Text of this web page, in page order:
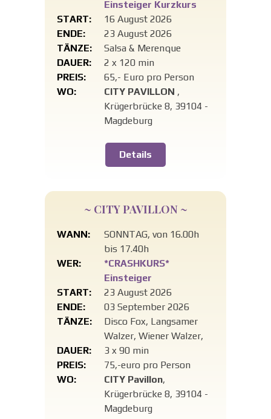
Einsteiger Kurzkurs
START:
16 August 2026
ENDE:
23 August 2026
TÄNZE:
Salsa & Merenque
DAUER:
2 x 120 min
PREIS:
65,- Euro pro Person
WO:
CITY PAVILLON ,
Krügerbrücke 8, 39104 -
Magdeburg
Details
~ CITY PAVILLON ~
WANN:
SONNTAG, von 16.00h
bis 17.40h
WER:
*CRASHKURS*
Einsteiger
START:
23 August 2026
ENDE:
03 September 2026
TÄNZE:
Disco Fox, Langsamer
Walzer, Wiener Walzer,
DAUER:
3 x 90 min
PREIS:
75,-euro pro Person
WO:
CITY Pavillon,
Krügerbrücke 8, 39104 -
Magdeburg